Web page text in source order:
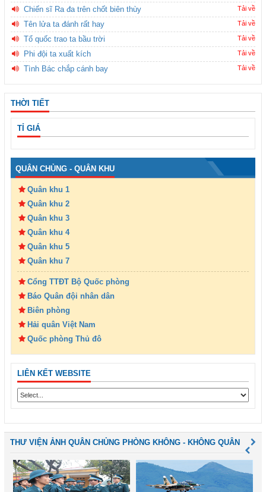
Chiến sĩ Ra đa trên chốt biên thùy Tải về
Tên lửa ta đánh rất hay Tải về
Tổ quốc trao ta bầu trời Tải về
Phi đội ta xuất kích Tải về
Tình Bác chắp cánh bay Tải về
THỜI TIẾT
TỈ GIÁ
QUÂN CHỦNG - QUÂN KHU
Quân khu 1
Quân khu 2
Quân khu 3
Quân khu 4
Quân khu 5
Quân khu 7
Cổng TTĐT Bộ Quốc phòng
Báo Quân đội nhân dân
Biên phòng
Hải quân Việt Nam
Quốc phòng Thủ đô
LIÊN KẾT WEBSITE
THƯ VIỆN ẢNH QUÂN CHỦNG PHÒNG KHÔNG - KHÔNG QUÂN